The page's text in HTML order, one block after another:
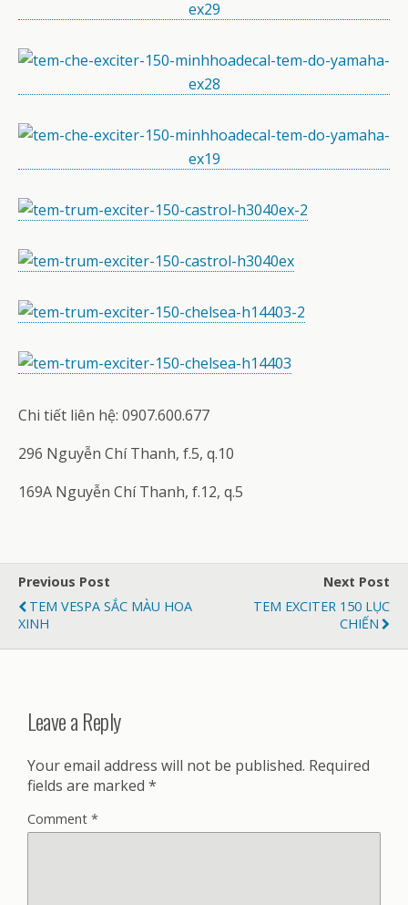
Chi tiết liên hệ: 0907.600.677
296 Nguyễn Chí Thanh, f.5, q.10
169A Nguyễn Chí Thanh, f.12, q.5
Previous Post
TEM VESPA SẮC MÀU HOA
XINH
Next Post
TEM EXCITER 150 LỤC
CHIẾN
Leave a Reply
Your email address will not be published. Required
fields are marked *
Comment *